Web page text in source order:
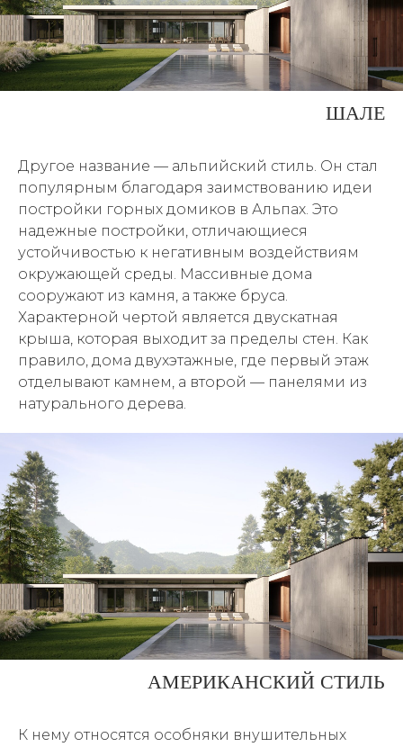
ШАЛЕ
Другое название — альпийский стиль. Он стал
популярным благодаря заимствованию идеи
постройки горных домиков в Альпах. Это
надежные постройки, отличающиеся
устойчивостью к негативным воздействиям
окружающей среды. Массивные дома
сооружают из камня, а также бруса.
Характерной чертой является двускатная
крыша, которая выходит за пределы стен. Как
правило, дома двухэтажные, где первый этаж
отделывают камнем, а второй — панелями из
натурального дерева.
АМЕРИКАНСКИЙ СТИЛЬ
К нему относятся особняки внушительных